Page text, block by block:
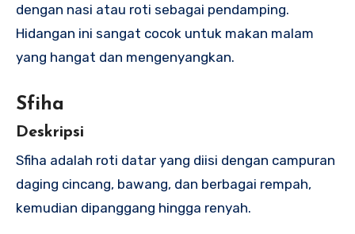
dengan nasi atau roti sebagai pendamping.
Hidangan ini sangat cocok untuk makan malam
yang hangat dan mengenyangkan.
Sfiha
Deskripsi
Sfiha adalah roti datar yang diisi dengan campuran
daging cincang, bawang, dan berbagai rempah,
kemudian dipanggang hingga renyah.